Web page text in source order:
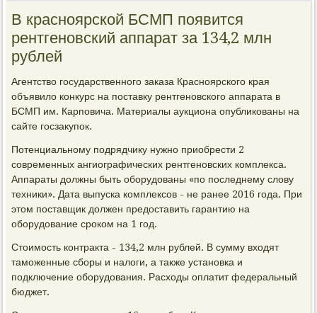
В красноярской БСМП появится
рентгеновский аппарат за 134,2 млн
рублей
Агентство государственного заказа Красноярского края
объявило конкурс на поставку рентгеновского аппарата в
БСМП им. Карповича. Материалы аукциона опубликованы на
сайте госзакупок.
Потенциальному подрядчику нужно приобрести 2
современных ангиографических рентгеновских комплекса.
Аппараты должны быть оборудованы «по последнему слову
техники». Дата выпуска комплексов - не ранее 2016 года. При
этом поставщик должен предоставить гарантию на
оборудование сроком на 1 год.
Стоимость контракта - 134,2 млн рублей. В сумму входят
таможенные сборы и налоги, а также установка и
подключение оборудования. Расходы оплатит федеральный
бюджет.